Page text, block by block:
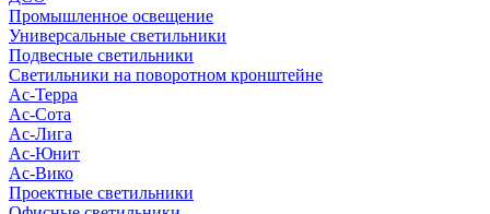
Промышленное освещение
Универсальные светильники
Подвесные светильники
Светильники на поворотном кронштейне
Ас-Терра
Ас-Сота
Ас-Лига
Ас-Юнит
Ас-Вико
Проектные светильники